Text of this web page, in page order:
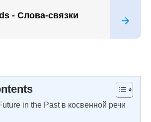
- Слова-связки
in the Past в косвенной речи